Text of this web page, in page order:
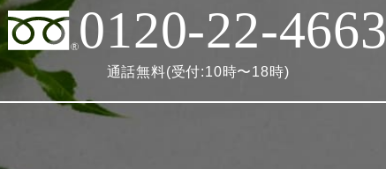
0120-22-4663
通話無料(受付:10時〜18時)